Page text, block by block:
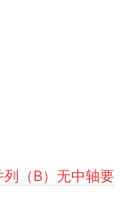
（B）无中轴要